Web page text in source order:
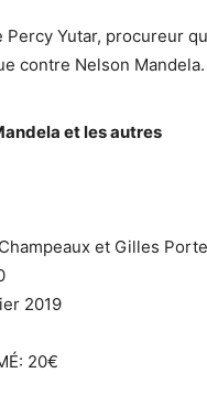
Percy Yutar, procureur
contre Nelson Mandela.
et les autres
et Gilles Porte
2019
20€